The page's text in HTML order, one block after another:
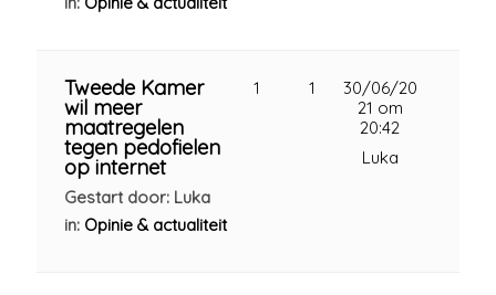
Tweede Kamer
wil meer
maatregelen
tegen pedofielen
op internet
Gestart door: Luka
in: Opinie & actualiteit
1 1
30/06/20
21 om
20:42
Luka